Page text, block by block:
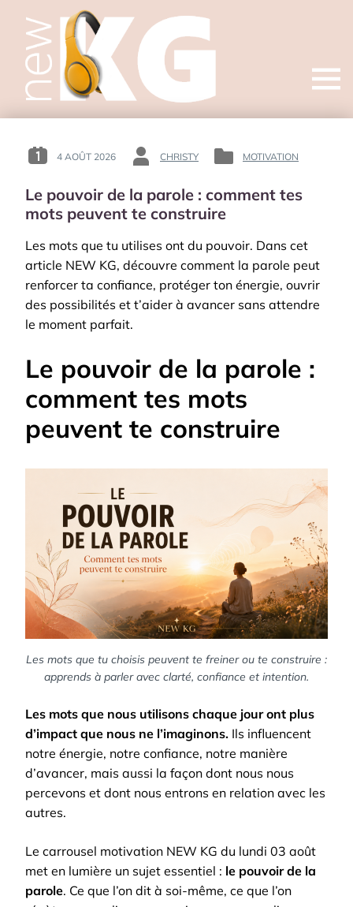
Open
POSTED
:
4 AOÛT 2026
BY
CHRISTY
POSTED
:
MOTIVATION
Le pouvoir de la parole : comment tes
mots peuvent te construire
Les mots que tu utilises ont du pouvoir. Dans cet
article NEW KG, découvre comment la parole peut
renforcer ta confiance, protéger ton énergie, ouvrir
des possibilités et t’aider à avancer sans attendre
le moment parfait.
Le pouvoir de la parole :
comment tes mots
peuvent te construire
Les mots que tu choisis peuvent te freiner ou te construire :
apprends à parler avec clarté, confiance et intention.
Les mots que nous utilisons chaque jour ont plus
d’impact que nous ne l’imaginons. Ils influencent
notre énergie, notre confiance, notre manière
d’avancer, mais aussi la façon dont nous nous
percevons et dont nous entrons en relation avec les
autres.
Le carrousel motivation NEW KG du lundi 03 août
met en lumière un sujet essentiel : le pouvoir de la
parole. Ce que l’on dit à soi-même, ce que l’on